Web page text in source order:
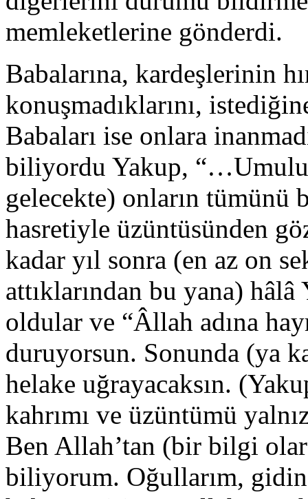
memleketlerine gönderdi.
Babalarına, kardeşlerinin
konuşmadıklarını,
Babaları ise onlara
biliyordu Yakup,
gelecekte) onların
hasretiyle üzüntüsünden
kadar yıl sonra (en az on
attıklarından bu yana) hâlâ
oldular ve “Âllah adına
duruyorsun. Sonunda (ya
helake uğrayacaksın.
kahrımı ve üzüntümü
Ben Allah’tan (bir bilgi
biliyorum. Oğullarım,